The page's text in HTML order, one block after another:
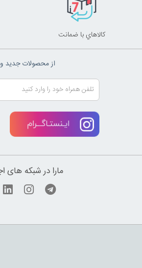
کالاهاي با ضمانت
از محصولات جدید
مارا در شبکه های